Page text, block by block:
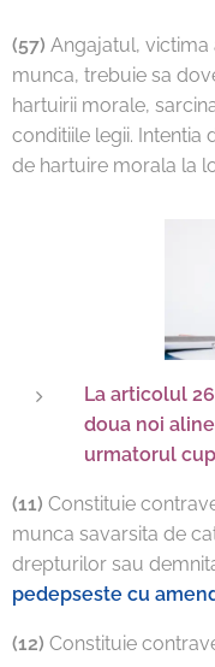
(57) Angajatul,
munca, trebuie sa
hartuirii morale,
conditiile legii. Intentia
de hartuire morala la
La articolul
doua noi
urmatorul
(11) Constituie
munca savarsita de
drepturilor sau
pedepseste cu
(12) Constituie